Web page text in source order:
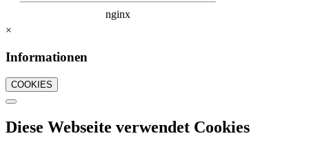
×
Informationen
COOKIES
Diese Webseite verwendet Cookies